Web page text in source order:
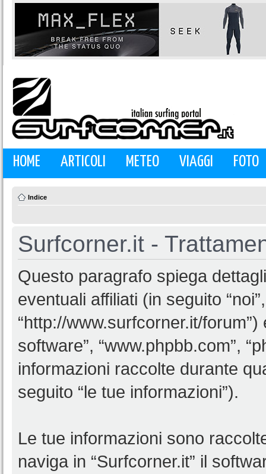
HOME ARTICOLI METEO VIAGGI FOTO
Indice
Surfcorner.it -
Questo paragrafo spiega
eventuali affiliati (in seguito
“http://www.surfcorner.it/forum”)
software”, “www.phpbb.com”,
informazioni raccolte durante
seguito “le tue informazioni”).
Le tue informazioni sono
naviga in “Surfcorner.it” il